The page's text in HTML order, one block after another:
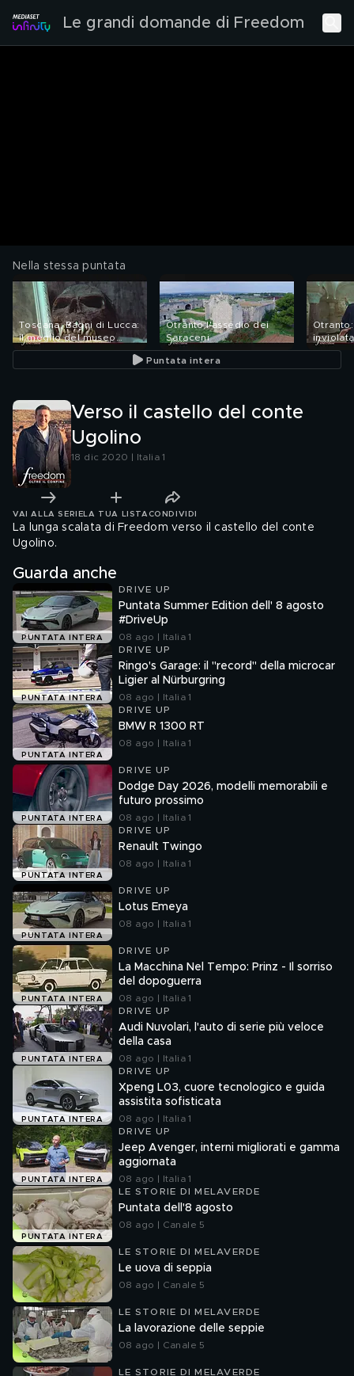
Le grandi domande di Freedom
Nella stessa puntata
Toscana, Bagni di Lucca:
il meglio del museo
dell'Impossibile
Otranto:l'assedio dei
Saraceni
inviolata
Puntata intera
Verso il castello del conte
Ugolino
18 dic 2020 | Italia 1
VAI ALLA SERIE LA TUA LISTA CONDIVIDI
La lunga scalata di Freedom verso il castello del conte
Ugolino.
Guarda anche
PUNTATA INTERA
DRIVE UP
Puntata Summer Edition dell' 8 agosto
#DriveUp
08 ago | Italia 1
PUNTATA INTERA
DRIVE UP
Ringo's Garage: il "record" della microcar
Ligier al Nürburgring
08 ago | Italia 1
PUNTATA INTERA
DRIVE UP
BMW R 1300 RT
08 ago | Italia 1
PUNTATA INTERA
DRIVE UP
Dodge Day 2026, modelli memorabili e
futuro prossimo
08 ago | Italia 1
PUNTATA INTERA
DRIVE UP
Renault Twingo
08 ago | Italia 1
PUNTATA INTERA
DRIVE UP
Lotus Emeya
08 ago | Italia 1
PUNTATA INTERA
DRIVE UP
La Macchina Nel Tempo: Prinz - Il sorriso
del dopoguerra
08 ago | Italia 1
PUNTATA INTERA
DRIVE UP
Audi Nuvolari, l'auto di serie più veloce
della casa
08 ago | Italia 1
PUNTATA INTERA
DRIVE UP
Xpeng L03, cuore tecnologico e guida
assistita sofisticata
08 ago | Italia 1
PUNTATA INTERA
DRIVE UP
Jeep Avenger, interni migliorati e gamma
aggiornata
08 ago | Italia 1
PUNTATA INTERA
LE STORIE DI MELAVERDE
Puntata dell'8 agosto
08 ago | Canale 5
LE STORIE DI MELAVERDE
Le uova di seppia
08 ago | Canale 5
LE STORIE DI MELAVERDE
La lavorazione delle seppie
08 ago | Canale 5
LE STORIE DI MELAVERDE